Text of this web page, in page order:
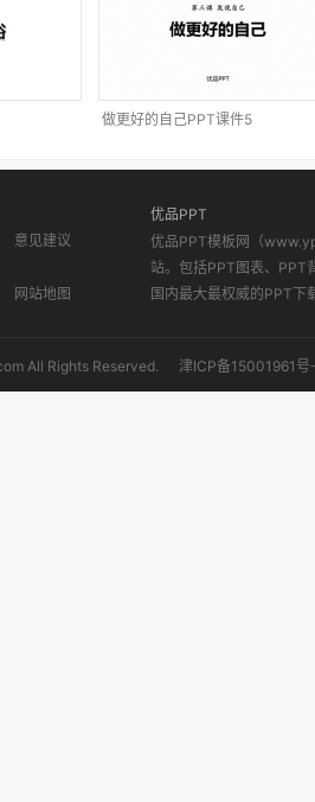
做更好的自己PPT课件5
意见建议
网站地图
优品PPT
优品PPT模板网（
站。包括PPT图表、PPT
国内最大最权威的PPT下
All Rights Reserved. 津ICP备15001961号